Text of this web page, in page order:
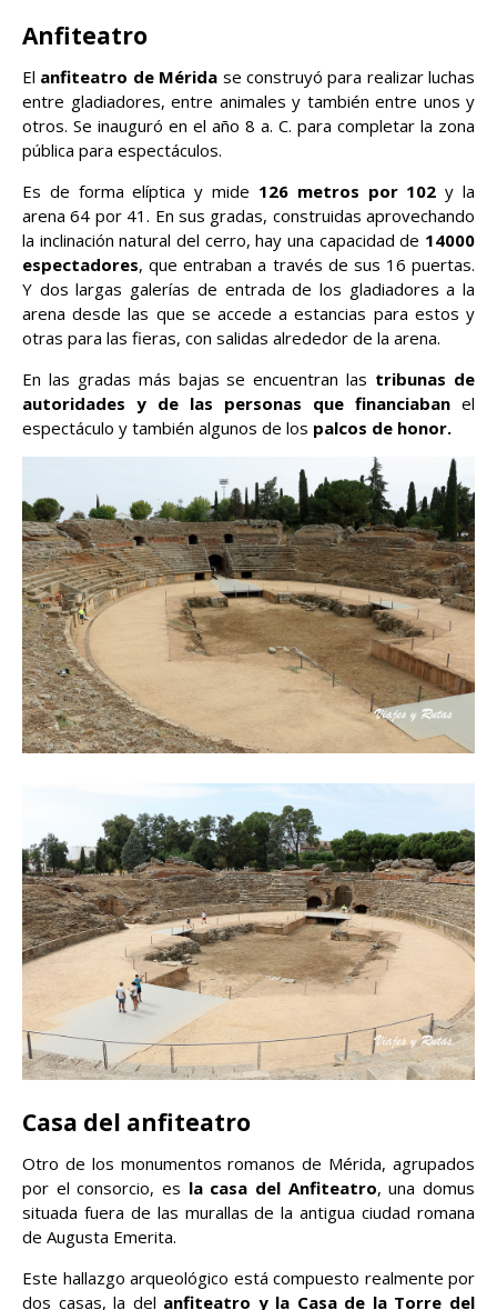
Anfiteatro
El anfiteatro de Mérida se construyó para realizar luchas
entre gladiadores, entre animales y también entre unos y
otros. Se inauguró en el año 8 a. C. para completar la zona
pública para espectáculos.
Es de forma elíptica y mide 126 metros por 102 y la
arena 64 por 41. En sus gradas, construidas aprovechando
la inclinación natural del cerro, hay una capacidad de 14000
espectadores, que entraban a través de sus 16 puertas.
Y dos largas galerías de entrada de los gladiadores a la
arena desde las que se accede a estancias para estos y
otras para las fieras, con salidas alrededor de la arena.
En las gradas más bajas se encuentran las tribunas de
autoridades y de las personas que financiaban el
espectáculo y también algunos de los palcos de honor.
Casa del anfiteatro
Otro de los monumentos romanos de Mérida, agrupados
por el consorcio, es la casa del Anfiteatro, una domus
situada fuera de las murallas de la antigua ciudad romana
de Augusta Emerita.
Este hallazgo arqueológico está compuesto realmente por
dos casas, la del anfiteatro y la Casa de la Torre del